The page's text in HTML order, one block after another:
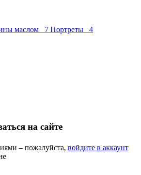
маслом 7 Портреты 4
на сайте
– пожалуйста, войдите в аккаунт